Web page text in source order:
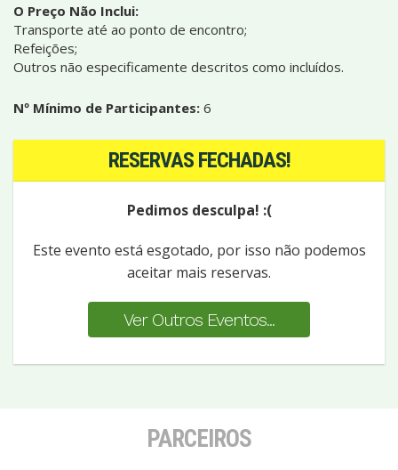
O Preço Não Inclui:
Transporte até ao ponto de encontro;
Refeições;
Outros não especificamente descritos como incluídos.
Nº Mínimo de Participantes: 6
RESERVAS FECHADAS!
Pedimos desculpa! :(
Este evento está esgotado, por isso não podemos
aceitar mais reservas.
Ver Outros Eventos...
PARCEIROS